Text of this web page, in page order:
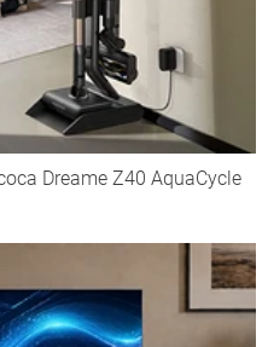
Dreame Z40 AquaCycle